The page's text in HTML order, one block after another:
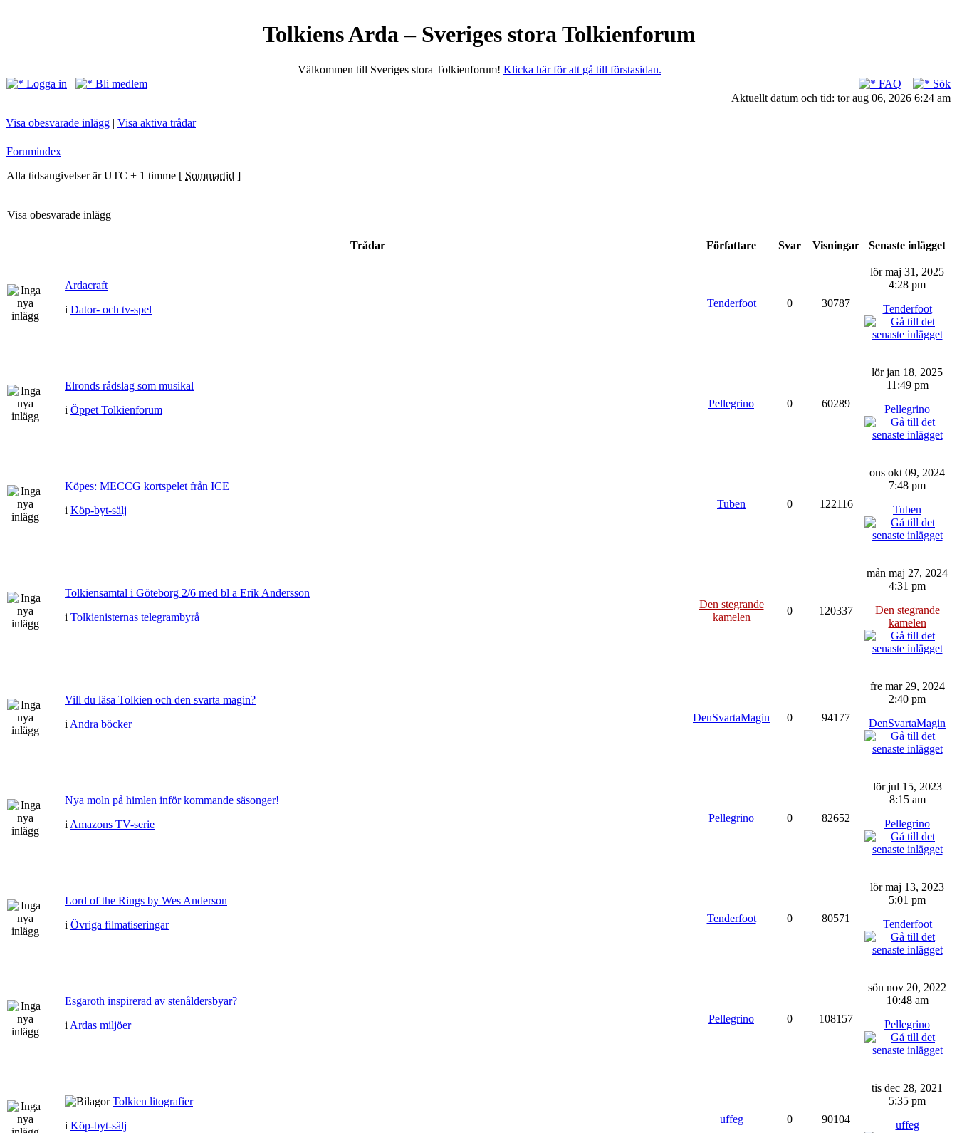
Tolkiens Arda – Sveriges stora Tolkienforum
Välkommen till Sveriges stora Tolkienforum! Klicka här för att gå till förstasidan.
Logga in
Bli medlem FAQ
Sök
Aktuellt datum och tid: tor aug 06, 2026 6:24 am
Visa obesvarade inlägg | Visa aktiva trådar
Forumindex
Alla tidsangivelser är UTC + 1 timme [ Sommartid ]
Visa obesvarade inlägg
Trådar Författare Svar Visningar Senaste inlägget
Ardacraft
i Dator- och tv-spel
Tenderfoot 0 30787
lör maj 31, 2025
4:28 pm
Tenderfoot
Elronds rådslag som musikal
i Öppet Tolkienforum
Pellegrino 0 60289
lör jan 18, 2025
11:49 pm
Pellegrino
Köpes: MECCG kortspelet från ICE
i Köp-byt-sälj
Tuben 0 122116
ons okt 09, 2024
7:48 pm
Tuben
Tolkiensamtal i Göteborg 2/6 med bl a Erik Andersson
i Tolkienisternas telegrambyrå
Den stegrande
kamelen
0 120337
mån maj 27, 2024
4:31 pm
Den stegrande
kamelen
Vill du läsa Tolkien och den svarta magin?
i Andra böcker
DenSvartaMagin 0 94177
fre mar 29, 2024
2:40 pm
DenSvartaMagin
Nya moln på himlen inför kommande säsonger!
i Amazons TV-serie
Pellegrino 0 82652
lör jul 15, 2023
8:15 am
Pellegrino
Lord of the Rings by Wes Anderson
i Övriga filmatiseringar
Tenderfoot 0 80571
lör maj 13, 2023
5:01 pm
Tenderfoot
Esgaroth inspirerad av stenåldersbyar?
i Ardas miljöer
Pellegrino 0 108157
sön nov 20, 2022
10:48 am
Pellegrino
Tolkien litografier
i Köp-byt-sälj
uffeg 0 90104
tis dec 28, 2021
5:35 pm
uffeg